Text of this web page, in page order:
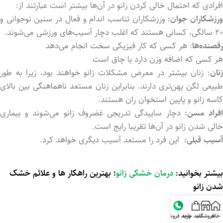
افرادی که احتمال خالی کردن زانو در آن‌ها بیشتر است عبارتند از:
ورزشکاران جوان: ورزشکاران تناسب اندام و فعال در سنین نوجوانی و
۲۰ سالگی، کسانی هستند که اغلب دچار آسیب‌های ورزشی می‌شوند.
رقصندهها: هر کسی که کار فیزیکی سخت انجام می‌دهد
هر کسی که اضافه وزن دارد یا چاق است
زنان: زنان بیشتر در معرض مشکلات زانو خواهند بود، زیرا به طور
طبیعی لگن پهن‌تری دارند. بنابراین زنان مستعد ناهماهنگی بین بالای
کاسه زانو و پایین استخوان ران هستند.
افراد مسن: دچار ساییدگی تدریجی غضروف زانو می‌شوند و بیماری
خالی شدن زانو در آن‌ها تقریبا رایج است.
آسیب قبلی: این فرد را مستعد آسیب دیگری خواهد کرد.
بیشتر بخوانید: درمان خشکی زانو؛ بهترین راهکار ها و علائم خشک
شدن زانو
خانهفروشگاهسبد خریدواحد فروش